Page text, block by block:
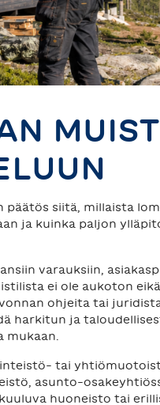
päätös siitä, millaista
ja kuinka paljon
varauksiin,
ei ole aukoton
ohjeita tai
harkitun ja
mukaan.
tai
asunto-
huoneisto tai